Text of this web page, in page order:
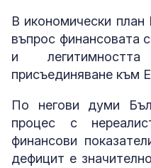
В икономически
въпрос финансовата
и
присъединяване към
По негови думи
процес с
финансови
дефицит е